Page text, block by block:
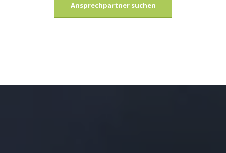
Ansprechpartner suchen